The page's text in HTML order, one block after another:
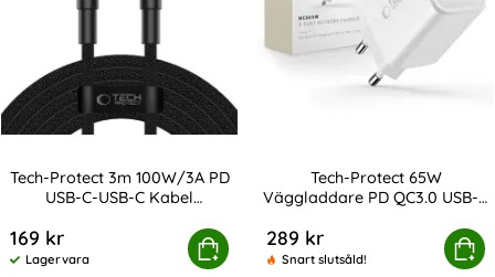
Tech-Protect 3m 100W/3A PD
USB-C-USB-C Kabel
169 kr
Tillgänglighet:
Lagervara
Köp
3m 100W/3A PD USB-C-USB-C Kabel UltraBoost
Tech-Protect 65W
Väggladdare PD QC3.0 USB-C
289 kr
Snart slutsåld!
Köp
Tech-Protect 65W Väggladdare